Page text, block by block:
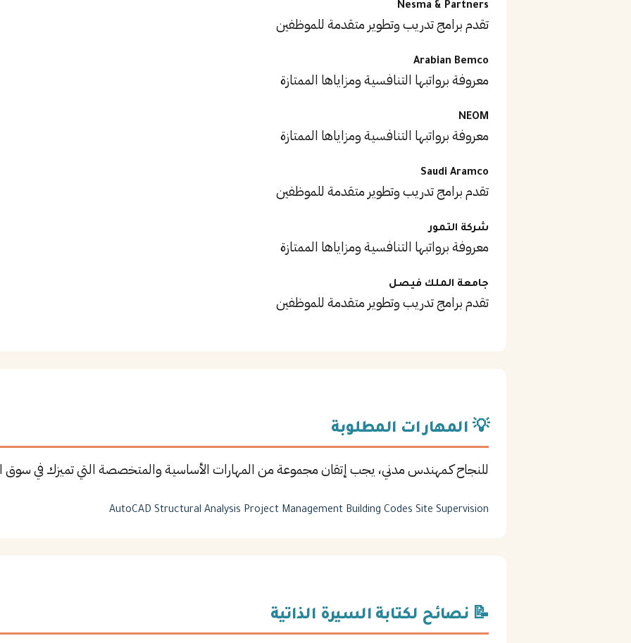
Nesma & Partners
تقدم برامج تدريب وتطوير متقدمة للموظفين
Arabian Bemco
معروفة برواتبها التنافسية ومزاياها الممتازة
NEOM
معروفة برواتبها التنافسية ومزاياها الممتازة
Saudi Aramco
تقدم برامج تدريب وتطوير متقدمة للموظفين
شركة التمور
معروفة برواتبها التنافسية ومزاياها الممتازة
جامعة الملك فيصل
تقدم برامج تدريب وتطوير متقدمة للموظفين
💡 المهارات المطلوبة
للنجاح كـمهندس مدني، يجب إتقان مجموعة من المهارات الأساسية والمتخصصة التي تميزك في سوق
AutoCAD Structural Analysis Project Management Building Codes Site Supervision
📝 نصائح لكتابة السيرة الذاتية